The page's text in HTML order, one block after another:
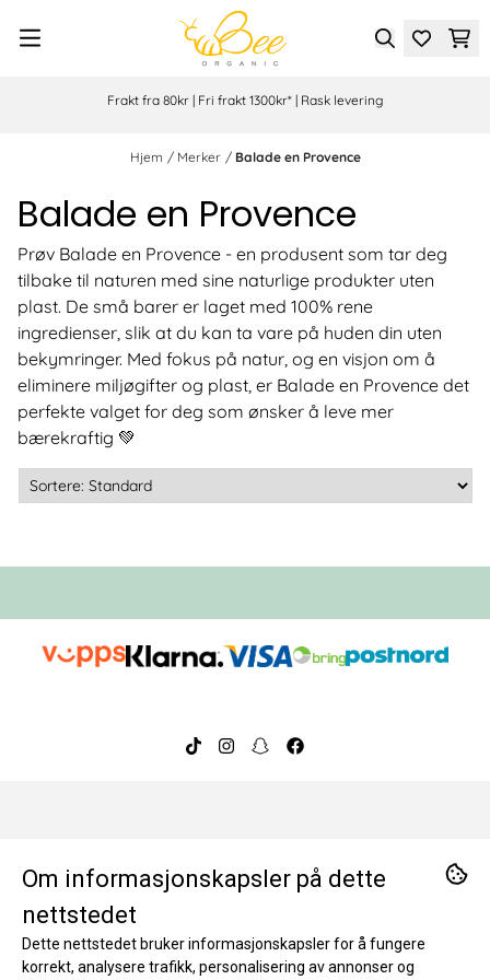
Frakt fra 80kr | Fri frakt 1300kr* | Rask levering
Hjem / Merker / Balade en Provence
Balade en Provence
Prøv Balade en Provence - en produsent som tar deg
tilbake til naturen med sine naturlige produkter uten
plast. De små barer er laget med 100% rene
ingredienser, slik at du kan ta vare på huden din uten
bekymringer. Med fokus på natur, og en visjon om å
eliminere miljøgifter og plast, er Balade en Provence det
perfekte valget for deg som ønsker å leve mer
bærekraftig 💚
Om oss
BeeOrganic ble etablert i 2014 og har over ti års
erfaring med å tilby nøye utvalgte, trygge og
miljøvennlige produkter. I dag er vi en ledende
Kontakt oss
BeeOrganic AS
Hjelp
Om informasjonskapsler på dette
nettstedet
Dette nettstedet bruker informasjonskapsler for å fungere
korrekt, analysere trafikk, personalisering av annonser og